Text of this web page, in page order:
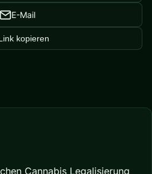
E-Mail
kopieren
Cannabis Legalisierung